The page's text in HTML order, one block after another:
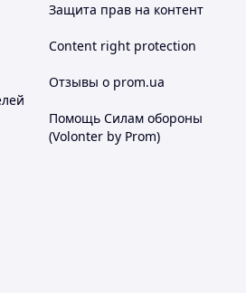
в мороз и в
Защита прав на контент
Content right protection
Отзывы о prom.ua
Помощь Силам обороны
(Volonter by Prom)